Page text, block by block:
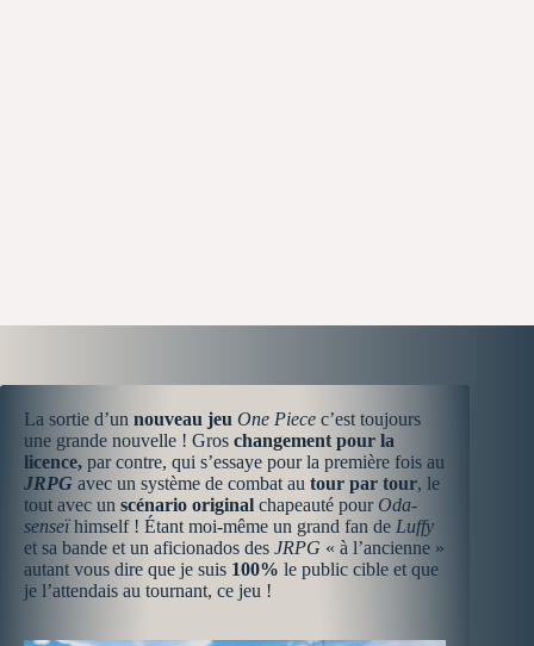
La sortie d’un nouveau jeu One Piece c’est toujours
une grande nouvelle ! Gros changement pour la
licence, par contre, qui s’essaye pour la première fois au
JRPG avec un système de combat au tour par tour, le
tout avec un scénario original chapeauté pour Oda-
senseïhimself ! Étant moi-même un grand fan de Luffy
et sa bande et un aficionados des JRPG « à l’ancienne »
autant vous dire que je suis 100% le public cible et que
je l’attendais au tournant, ce jeu !